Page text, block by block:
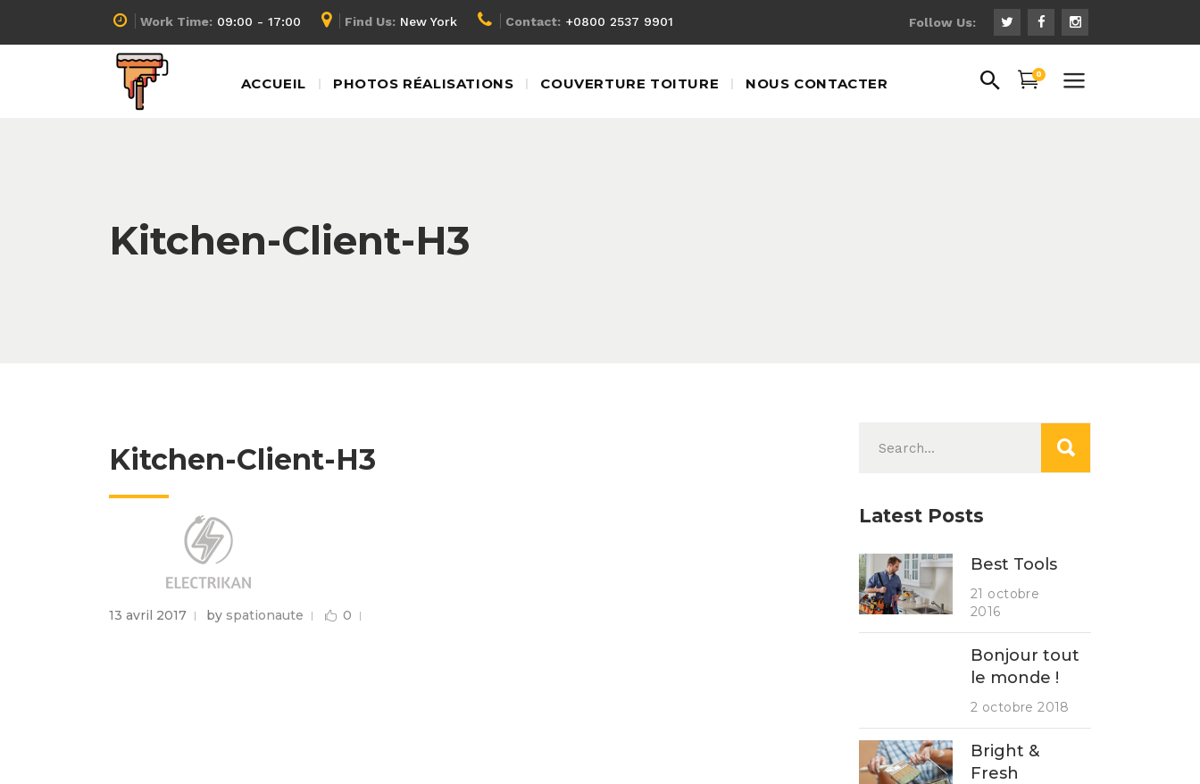
Work Time: 09:00 - 17:00 Find Us: New York Contact: +0800 2537 9901 Follow Us:
ACCUEIL PHOTOS RÉALISATIONS COUVERTURE TOITURE NOUS CONTACTER
0
Kitchen-Client-H3
Kitchen-Client-H3
13 avril 2017 by spationaute 0
for:
Latest Posts
Best Tools
21 octobre
2016
Bonjour tout
le monde !
2 octobre 2018
Bright &
Fresh